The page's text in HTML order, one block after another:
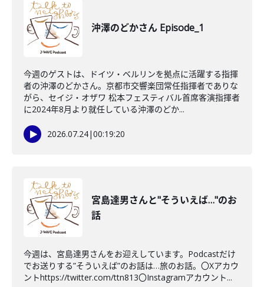
沖澤のどかさん Episode_1
今週のゲストは、ドイツ・ベルリンを拠点に活躍する指揮
者の沖澤のどかさん。京都市交響楽団常任指揮者でありな
がら、セイジ・オザワ 松本フェスティバル首席客演指揮者
に2024年8月より就任している沖澤のどか...
2026.07.24|00:19:20
宮島達男さんと"そういえば…"のお
話
今週は、宮島達男さんをお迎えしています。Podcastだけ
でお送りする”そういえば”のお話は…旅のお話。〇Xアカウ
ントhttps://twitter.com/ttn813〇Instagramアカウント...